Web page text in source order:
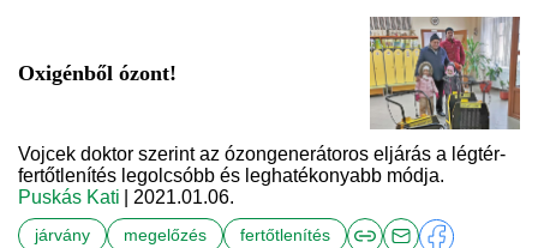
Oxigénből ózont!
Vojcek doktor szerint az ózongenerátoros eljárás a légtér-
fertőtlenítés legolcsóbb és leghatékonyabb módja.
Puskás Kati
| 2021.01.06.
járvány megelőzés fertőtlenítés